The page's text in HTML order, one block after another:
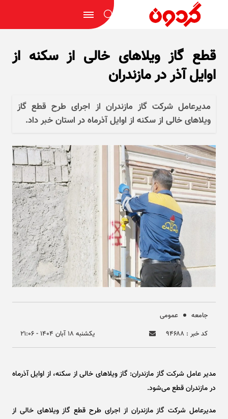
قطع گاز ویلا‌های خالی از سکنه از
اوایل آذر در مازندران
مدیرعامل شرکت گاز مازندران از اجرای طرح قطع گاز
ویلا‌های خالی از سکنه از اوایل آذرماه در استان خبر داد.
جامعه
عمومی
کد خبر : ۹۴۶۸۸
يکشنبه ۱۸ آبان ۱۴۰۴ - ۲۱:۰۶
مدیر عامل شرکت گاز مازندران: گاز ویلا‌های خالی از سکنه، از اوایل آذرماه
در مازندران قطع می‌شود.
مدیرعامل شرکت گاز مازندران از اجرای طرح قطع گاز ویلا‌های خالی از